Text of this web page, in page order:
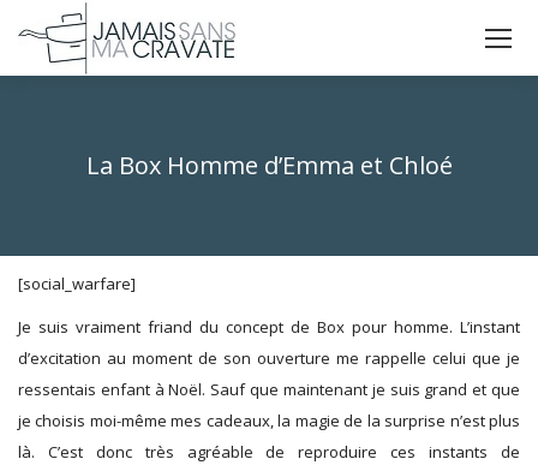
page
dans
page
dans
page
dans
La Box Homme d’Emma et Chloé
[social_warfare]
Je suis vraiment friand du concept de Box pour homme. L’instant
d’excitation au moment de son ouverture me rappelle celui que je
ressentais enfant à Noël. Sauf que maintenant je suis grand et que
je choisis moi-même mes cadeaux, la magie de la surprise n’est plus
là. C’est donc très agréable de reproduire ces instants de